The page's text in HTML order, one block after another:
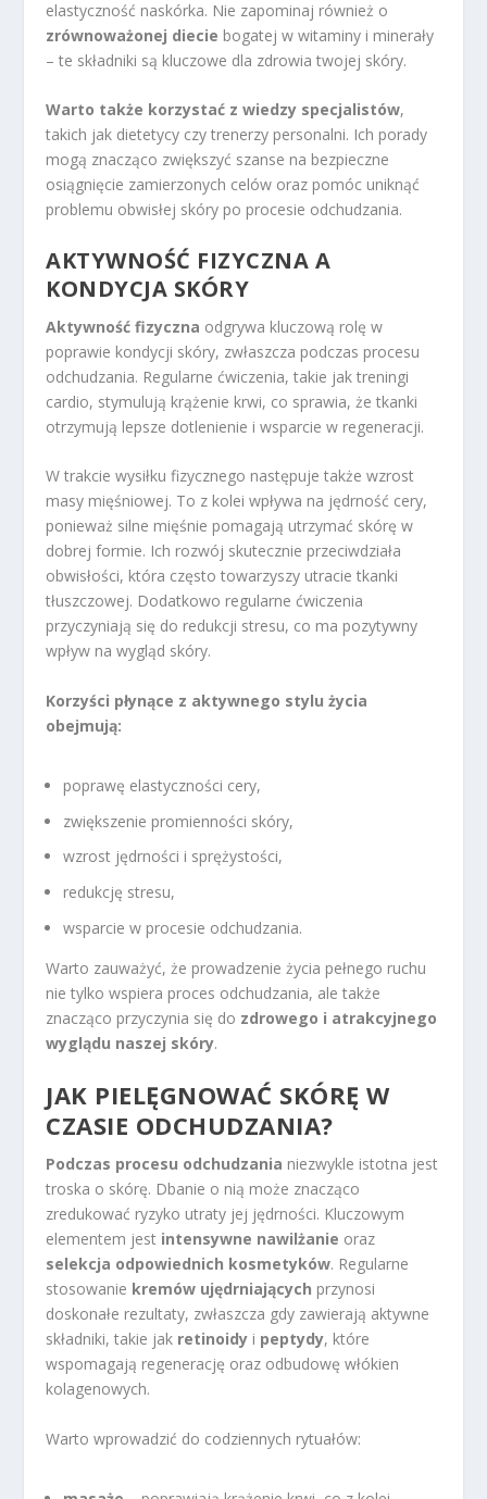
elastyczność naskórka. Nie zapominaj również o
zrównoważonej diecie bogatej w witaminy i minerały
– te składniki są kluczowe dla zdrowia twojej skóry.
Warto także korzystać z wiedzy specjalistów,
takich jak dietetycy czy trenerzy personalni. Ich porady
mogą znacząco zwiększyć szanse na bezpieczne
osiągnięcie zamierzonych celów oraz pomóc uniknąć
problemu obwisłej skóry po procesie odchudzania.
AKTYWNOŚĆ FIZYCZNA A
KONDYCJA SKÓRY
Aktywność fizyczna odgrywa kluczową rolę w
poprawie kondycji skóry, zwłaszcza podczas procesu
odchudzania. Regularne ćwiczenia, takie jak treningi
cardio, stymulują krążenie krwi, co sprawia, że tkanki
otrzymują lepsze dotlenienie i wsparcie w regeneracji.
W trakcie wysiłku fizycznego następuje także wzrost
masy mięśniowej. To z kolei wpływa na jędrność cery,
ponieważ silne mięśnie pomagają utrzymać skórę w
dobrej formie. Ich rozwój skutecznie przeciwdziała
obwisłości, która często towarzyszy utracie tkanki
tłuszczowej. Dodatkowo regularne ćwiczenia
przyczyniają się do redukcji stresu, co ma pozytywny
wpływ na wygląd skóry.
Korzyści płynące z aktywnego stylu życia
obejmują:
poprawę elastyczności cery,
zwiększenie promienności skóry,
wzrost jędrności i sprężystości,
redukcję stresu,
wsparcie w procesie odchudzania.
Warto zauważyć, że prowadzenie życia pełnego ruchu
nie tylko wspiera proces odchudzania, ale także
znacząco przyczynia się do zdrowego i atrakcyjnego
wyglądu naszej skóry.
JAK PIELĘGNOWAĆ SKÓRĘ W
CZASIE ODCHUDZANIA?
Podczas procesu odchudzania niezwykle istotna jest
troska o skórę. Dbanie o nią może znacząco
zredukować ryzyko utraty jej jędrności. Kluczowym
elementem jest intensywne nawilżanie oraz
selekcja odpowiednich kosmetyków. Regularne
stosowanie kremów ujędrniających przynosi
doskonałe rezultaty, zwłaszcza gdy zawierają aktywne
składniki, takie jak retinoidy i peptydy, które
wspomagają regenerację oraz odbudowę włókien
kolagenowych.
Warto wprowadzić do codziennych rytuałów: